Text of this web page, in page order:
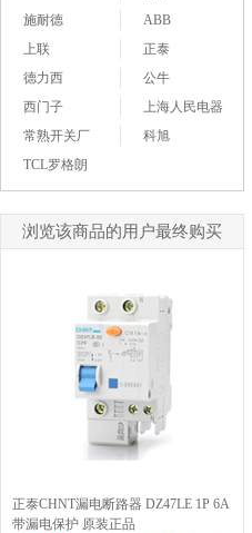
施耐德
ABB
上联
正泰
德力西
公牛
西门子
上海人民电器
常熟开关厂
科旭
TCL罗格朗
浏览该商品的用户最终购买
正泰CHNT漏电断路器 DZ47LE 1P 6A
带漏电保护 原装正品